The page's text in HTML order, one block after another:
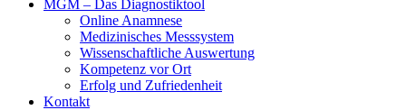
MGM – Das Diagnostiktool
Online Anamnese
Medizinisches Messsystem
Wissenschaftliche Auswertung
Kompetenz vor Ort
Erfolg und Zufriedenheit
Kontakt